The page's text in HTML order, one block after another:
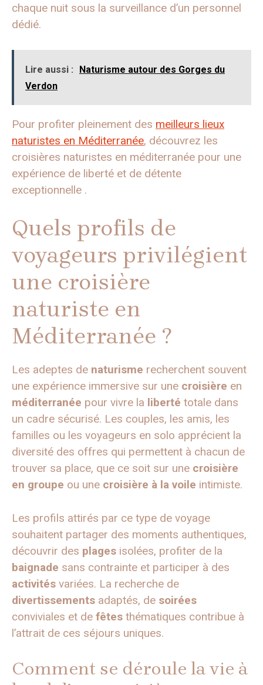
chaque nuit sous la surveillance d’un personnel
dédié.
Lire aussi :
Naturisme autour des Gorges du
Verdon
Pour profiter pleinement des meilleurs lieux
naturistes en Méditerranée, découvrez les
croisières naturistes en méditerranée pour une
expérience de liberté et de détente
exceptionnelle .
Quels profils de
voyageurs privilégient
une croisière
naturiste en
Méditerranée ?
Les adeptes de naturisme recherchent souvent
une expérience immersive sur une croisière en
méditerranée pour vivre la liberté totale dans
un cadre sécurisé. Les couples, les amis, les
familles ou les voyageurs en solo apprécient la
diversité des offres qui permettent à chacun de
trouver sa place, que ce soit sur une croisière
en groupe ou une croisière à la voile intimiste.
Les profils attirés par ce type de voyage
souhaitent partager des moments authentiques,
découvrir des plages isolées, profiter de la
baignade sans contrainte et participer à des
activités variées. La recherche de
divertissements adaptés, de soirées
conviviales et de fêtes thématiques contribue à
l’attrait de ces séjours uniques.
Comment se déroule la vie à